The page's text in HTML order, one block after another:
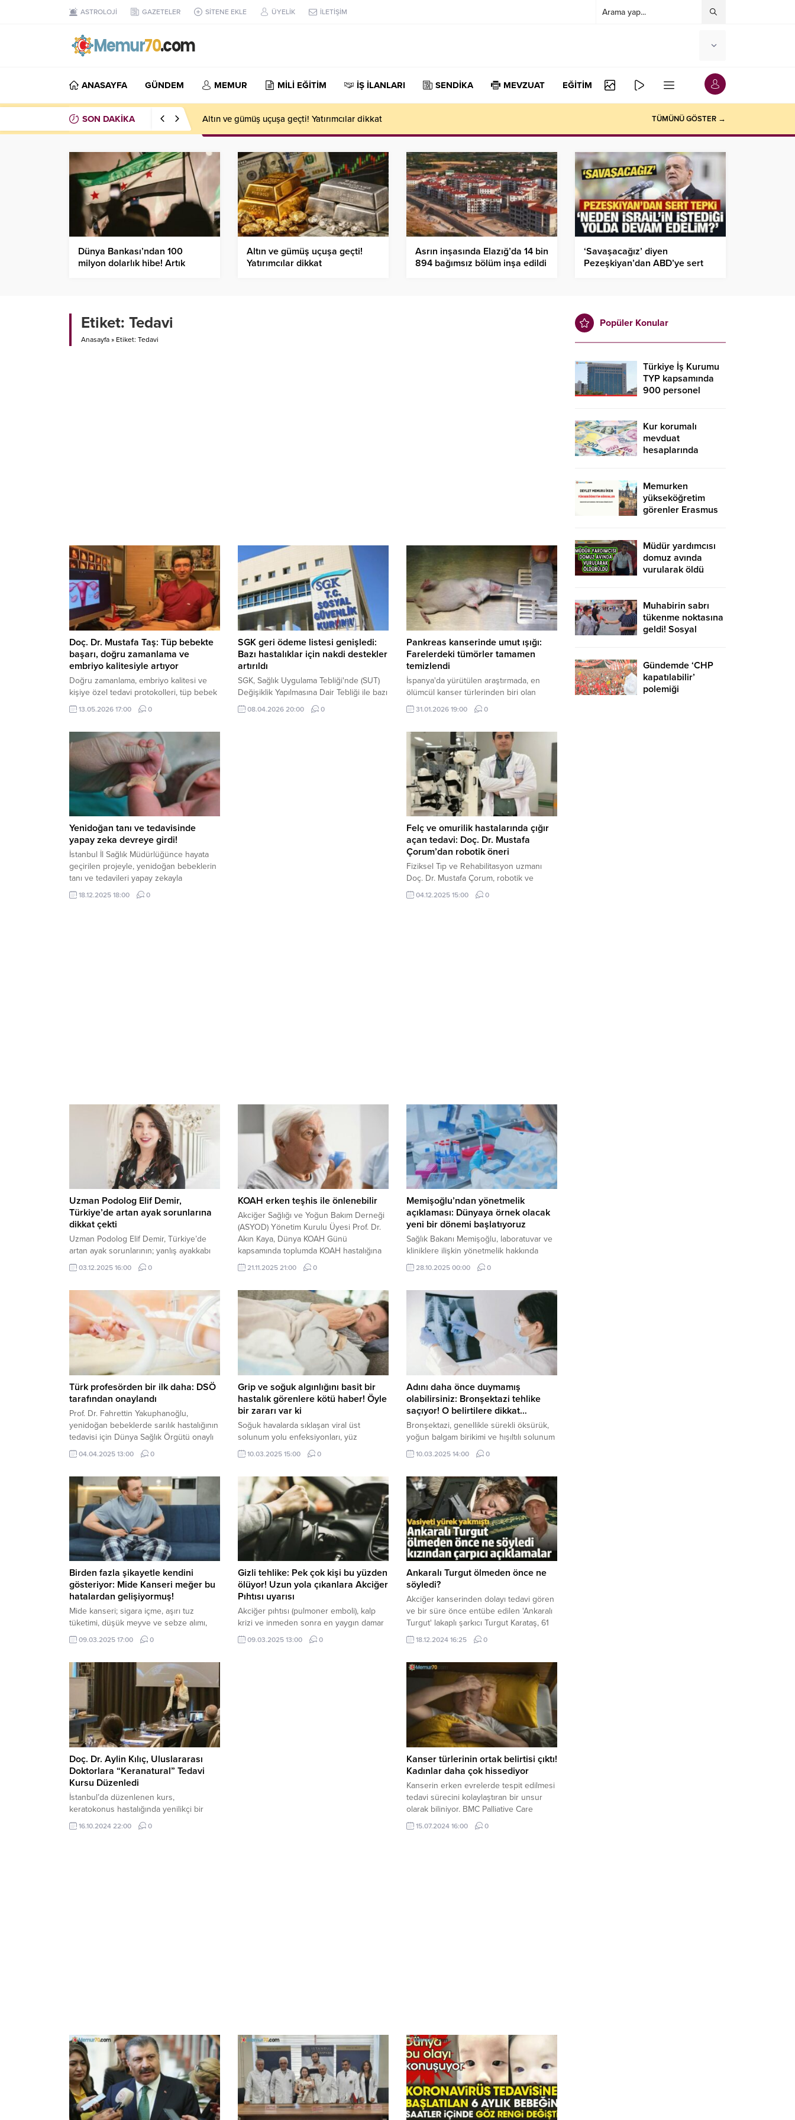
ASTROLOJİ GAZETELER SİTENE EKLE ÜYELİK İLETİŞİM
ANASAYFA GÜNDEM MEMUR MİLİ EĞİTİM İŞ İLANLARI SENDİKA MEVZUAT EĞİTİM
SON DAKİKA Altın ve gümüş uçuşa geçti! Yatırımcılar dikkat TÜMÜNÜ GÖSTER →
Dünya Bankası’ndan 100
milyon dolarlık hibe! Artık
Altın ve gümüş uçuşa geçti!
Yatırımcılar dikkat
Asrın inşasında Elazığ’da 14 bin
894 bağımsız bölüm inşa edildi
‘Savaşacağız’ diyen
Pezeşkiyan’dan ABD’ye sert
Etiket: Tedavi
Anasayfa » Etiket: Tedavi
Doç. Dr. Mustafa Taş: Tüp bebekte
başarı, doğru zamanlama ve
embriyo kalitesiyle artıyor
Doğru zamanlama, embriyo kalitesi ve
kişiye özel tedavi protokolleri, tüp bebek
tedavisinde başarı oranını arttıran en
önemli faktörler arasında yer alıyor.
13.05.2026 17:00 0
SGK geri ödeme listesi genişledi:
Bazı hastalıklar için nakdi destekler
artırıldı
SGK, Sağlık Uygulama Tebliği'nde (SUT)
Değişiklik Yapılmasına Dair Tebliği ile bazı
hastalıkların tedavilerinde ihtiyaç duyulan
belirli ilaçlar geri ödeme listesine
08.04.2026 20:00 0
Pankreas kanserinde umut ışığı:
Farelerdeki tümörler tamamen
temizlendi
İspanya'da yürütülen araştırmada, en
ölümcül kanser türlerinden biri olan
pankreas kanseri için geliştirilen üçlü
kombinasyon tedavisi, farelerdeki
31.01.2026 19:00 0
Yenidoğan tanı ve tedavisinde
yapay zeka devreye girdi!
İstanbul İl Sağlık Müdürlüğünce hayata
geçirilen projeyle, yenidoğan bebeklerin
tanı ve tedavileri yapay zekayla
belirlenecek.
18.12.2025 18:00 0
Felç ve omurilik hastalarında çığır
açan tedavi: Doç. Dr. Mustafa
Çorum’dan robotik öneri
Fiziksel Tıp ve Rehabilitasyon uzmanı
Doç. Dr. Mustafa Çorum, robotik ve
teknoloji destekli rehabilitasyon
yöntemleriyle, “ayağa kalkamaz” denilen
04.12.2025 15:00 0
Uzman Podolog Elif Demir,
Türkiye’de artan ayak sorunlarına
dikkat çekti
Uzman Podolog Elif Demir, Türkiye’de
artan ayak sorunlarının; yanlış ayakkabı
seçimi, hijyen eksikliği, yoğun çalışma
temposu ve düzenli ayak bakımının
03.12.2025 16:00 0
KOAH erken teşhis ile önlenebilir
Akciğer Sağlığı ve Yoğun Bakım Derneği
(ASYOD) Yönetim Kurulu Üyesi Prof. Dr.
Akın Kaya, Dünya KOAH Günü
kapsamında toplumda KOAH hastalığına
dair farkındalığı artırmak amacıyla önemli
açıklamalarda bulundu.
21.11.2025 21:00 0
Memişoğlu’ndan yönetmelik
açıklaması: Dünyaya örnek olacak
yeni bir dönemi başlatıyoruz
Sağlık Bakanı Memişoğlu, laboratuvar ve
kliniklere ilişkin yönetmelik hakkında
açıklama yaptı. Memişoğlu, "Bu
düzenleme ile dünyaya örnek teşkil
28.10.2025 00:00 0
Türk profesörden bir ilk daha: DSÖ
tarafından onaylandı
Prof. Dr. Fahrettin Yakuphanoğlu,
yenidoğan bebeklerde sarılık hastalığının
tedavisi için Dünya Sağlık Örgütü onaylı
fotonik bir sistem geliştirdi. Bu sistem,
bebeklerin evde güvenli bir şekilde
04.04.2025 13:00 0
Grip ve soğuk algınlığını basit bir
hastalık görenlere kötü haber! Öyle
bir zararı var ki
Soğuk havalarda sıklaşan viral üst
solunum yolu enfeksiyonları, yüz
sinirlerinde enfeksiyon riskini de
beraberinde getiriyor. Grip ve soğuk
görülebilen bu durum yüz felci olasılığını
artırıyor.
10.03.2025 15:00 0
Adını daha önce duymamış
olabilirsiniz: Bronşektazi tehlike
saçıyor! O belirtilere dikkat…
Bronşektazi, genellikle sürekli öksürük,
yoğun balgam birikimi ve hışıltılı solunum
gibi belirtilerle kendini gösterir. Erken
dönemde fark edilmediği takdirde, bu
olmayan hasarlara neden olabilir.
Hastalığın yavaş ilerlemesi nedeniyle,
erken teşhis ve doğru tedavi, yaşam
kalitesi için kritik bir rol oynamaktadır.
10.03.2025 14:00 0
Birden fazla şikayetle kendini
gösteriyor: Mide Kanseri meğer bu
hatalardan gelişiyormuş!
Mide kanseri; sigara içme, aşırı tuz
tüketimi, düşük meyve ve sebze alımı,
genetik faktörler gibi risk etmenlerinin
etkisiyle gelişebilen tehlikeli bir
yanma, ani kilo kaybı, iştahsızlık ve bazı
hastalarda etlere karşı tiksinti gibi
şikayetlerle kendini gösterebilir.
09.03.2025 17:00 0
Gizli tehlike: Pek çok kişi bu yüzden
ölüyor! Uzun yola çıkanlara Akciğer
Pıhtısı uyarısı
Akciğer pıhtısı (pulmoner emboli), kalp
krizi ve inmeden sonra en yaygın damar
hastalıklarından biri olup, ciddi ve
ölümcül sonuçlara yol açabilir. Bu
09.03.2025 13:00 0
Ankaralı Turgut ölmeden önce ne
söyledi?
Akciğer kanserinden dolayı tedavi gören
ve bir süre önce entübe edilen 'Ankaralı
Turgut' lakaplı şarkıcı Turgut Karataş, 61
yaşında hayatını kaybetti. Karataş Ortaköy
Mezarlık Camisi'nde son yolculuğuna
BIRAKMADI Cenazeye ...
18.12.2024 16:25 0
Doç. Dr. Aylin Kılıç, Uluslararası
Doktorlara “Keranatural” Tedavi
Kursu Düzenledi
İstanbul’da düzenlenen kurs,
keratokonus hastalığında yenilikçi bir
tedavi olan Keranatural prosedürü
konusunda uluslararası doktorlara eğitim
16.10.2024 22:00 0
Kanser türlerinin ortak belirtisi çıktı!
Kadınlar daha çok hissediyor
Kanserin erken evrelerde tespit edilmesi
tedavi sürecini kolaylaştıran bir unsur
olarak biliniyor. BMC Palliative Care
dergisinde yayımlanan bir araştırmada bu
görüşü destekleyen sonuçlar ortaya çıktı.
15.07.2024 16:00 0
Popüler Konular
Türkiye İş Kurumu
TYP kapsamında
900 personel
yapılır?
Kur korumalı
mevduat
hesaplarında
Memurken
yükseköğretim
görenler Erasmus
mi?
Müdür yardımcısı
domuz avında
vurularak öldü
Muhabirin sabrı
tükenme noktasına
geldi! Sosyal
Gündemde ‘CHP
kapatılabilir’
polemiği